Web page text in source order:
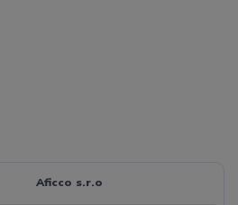
Aficco s.r.o